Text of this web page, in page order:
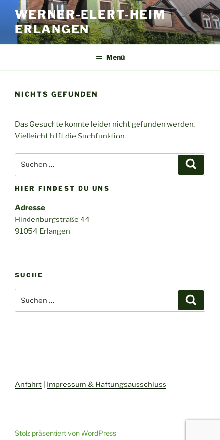
Inhalt
springen
WERNER-ELERT-HEIM
ERLANGEN
Menü
NICHTS GEFUNDEN
Das Gesuchte konnte leider nicht gefunden werden.
Vielleicht hilft die Suchfunktion.
nach:
HIER FINDEST DU UNS
Adresse
Hindenburgstraße 44
91054 Erlangen
SUCHE
nach:
Anfahrt Impressum & Haftungsausschluss
Stolz präsentiert von WordPress